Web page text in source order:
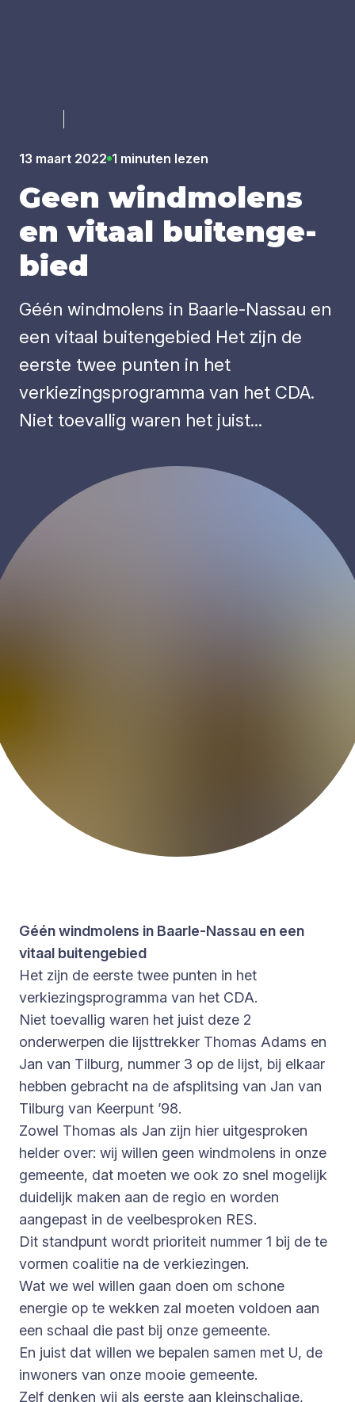
13 maart 2022 1 minuten lezen
Geen wind­mo­lens
en vitaal bui­ten­ge­
bied
Géén windmolens in Baarle-Nassau en
een vitaal buitengebied Het zijn de
eerste twee punten in het
verkiezingsprogramma van het CDA.
Niet toevallig waren het juist...
Géén windmolens in Baarle-Nassau en een
vitaal buitengebied
Het zijn de eerste twee punten in het
verkiezingsprogramma van het CDA.
Niet toevallig waren het juist deze 2
onderwerpen die lijsttrekker Thomas Adams en
Jan van Tilburg, nummer 3 op de lijst, bij elkaar
hebben gebracht na de afsplitsing van Jan van
Tilburg van Keerpunt ’98.
Zowel Thomas als Jan zijn hier uitgesproken
helder over: wij willen geen windmolens in onze
gemeente, dat moeten we ook zo snel mogelijk
duidelijk maken aan de regio en worden
aangepast in de veelbesproken RES.
Dit standpunt wordt prioriteit nummer 1 bij de te
vormen coalitie na de verkiezingen.
Wat we wel willen gaan doen om schone
energie op te wekken zal moeten voldoen aan
een schaal die past bij onze gemeente.
En juist dat willen we bepalen samen met U, de
inwoners van onze mooie gemeente.
Zelf denken wij als eerste aan kleinschalige,